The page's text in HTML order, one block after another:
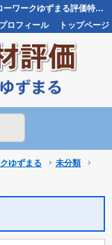
量産体制 | 評価特典.確実に稼ぐ商材評価アフィリハローワークゆずまる評価特典.確実に稼ぐ商材評価アフィリハローワークゆずまる
トップページ
プロフィール
ゆずまる
未分類